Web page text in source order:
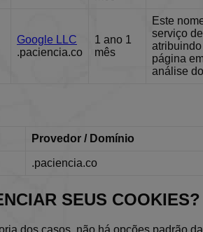
Google LLC
.paciencia.co
1 ano 1
mês
Este
serviço
página
análise
Provedor / Domínio
.paciencia.co
SEUS COOKIES?
BlissLP
_ga